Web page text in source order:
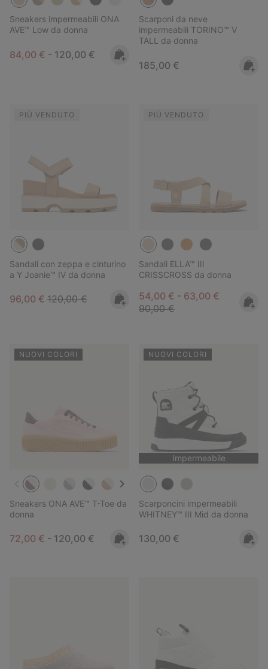
Sneakers impermeabili ONA
AVE™ Low da donna
Minimum sale price:
84,00 € - Maximum price:
120,00 €
Scarponi da neve
impermeabili TORINO™ V
TALL da donna
Regular price:
185,00 €
PIÙ VENDUTO
Sandali con zeppa e cinturino
a Y Joanie™ IV da donna
Sale price:
96,00 € Regular price:
120,00 €
PIÙ VENDUTO
Sandali ELLA™ III
CRISSCROSS da donna
Minimum sale price:
54,00 € - Maximum sale
63,00 € Regular
90,00 €
NUOVI COLORI
Sneakers ONA AVE™ T-Toe da
donna
Minimum sale price:
72,00 € - Maximum price:
120,00 €
NUOVI COLORI
Impermeabile
Scarponcini impermeabili
WHITNEY™ III Mid da donna
Regular price:
130,00 €